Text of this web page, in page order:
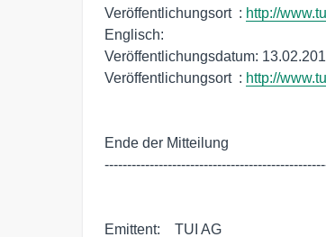
Veröffentlichungsort  : http://
Englisch:
Veröffentlichungsdatum:
Veröffentlichungsort  : http://
Ende der Mitteilung
Emittent:    TUI AG